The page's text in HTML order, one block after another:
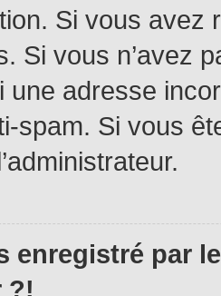
Si vous
Si vous n’avez
une adresse
spam. Si vous
enregistré par
?!